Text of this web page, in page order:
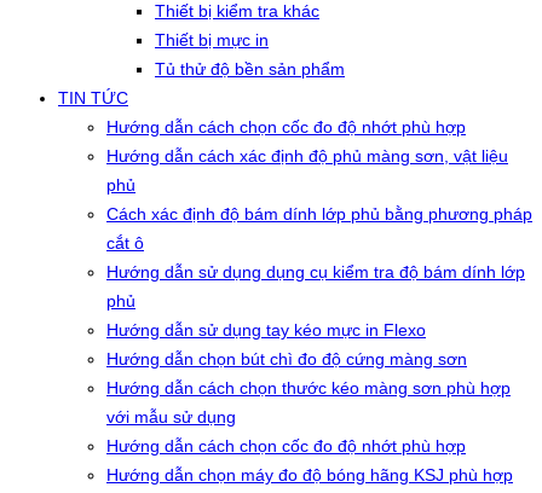
Thiết bị kiểm tra khác
Thiết bị mực in
Tủ thử độ bền sản phẩm
TIN TỨC
Hướng dẫn cách chọn cốc đo độ nhớt phù hợp
Hướng dẫn cách xác định độ phủ màng sơn, vật liệu
phủ
Cách xác định độ bám dính lớp phủ bằng phương pháp
cắt ô
Hướng dẫn sử dụng dụng cụ kiểm tra độ bám dính lớp
phủ
Hướng dẫn sử dụng tay kéo mực in Flexo
Hướng dẫn chọn bút chì đo độ cứng màng sơn
Hướng dẫn cách chọn thước kéo màng sơn phù hợp
với mẫu sử dụng
Hướng dẫn cách chọn cốc đo độ nhớt phù hợp
Hướng dẫn chọn máy đo độ bóng hãng KSJ phù hợp